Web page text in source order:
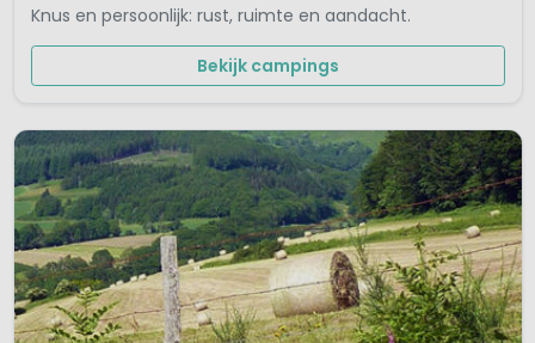
Knus en persoonlijk: rust, ruimte en aandacht.
Bekijk campings